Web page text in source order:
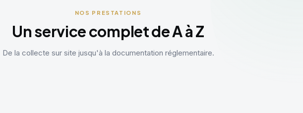
NOS PRESTATIONS
Un service complet de A à Z
De la collecte sur site jusqu'à la documentation réglementaire.